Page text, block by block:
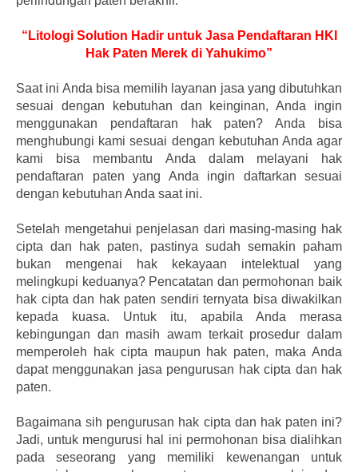
“Litologi Solution Hadir untuk Jasa Pendaftaran HKI
Hak Paten Merek di Yahukimo”
Saat ini Anda bisa memilih layanan jasa yang dibutuhkan
sesuai dengan kebutuhan dan keinginan, Anda ingin
menggunakan pendaftaran hak paten? Anda bisa
menghubungi kami sesuai dengan kebutuhan Anda agar
kami bisa membantu Anda dalam melayani hak
pendaftaran paten yang Anda ingin daftarkan sesuai
dengan kebutuhan Anda saat ini.
Setelah mengetahui penjelasan dari masing-masing hak
cipta dan hak paten, pastinya sudah semakin paham
bukan mengenai hak kekayaan intelektual yang
melingkupi keduanya? Pencatatan dan permohonan baik
hak cipta dan hak paten sendiri ternyata bisa diwakilkan
kepada kuasa. Untuk itu, apabila Anda merasa
kebingungan dan masih awam terkait prosedur dalam
memperoleh hak cipta maupun hak paten, maka Anda
dapat menggunakan jasa pengurusan hak cipta dan hak
paten.
Bagaimana sih pengurusan hak cipta dan hak paten ini?
Jadi, untuk mengurusi hal ini permohonan bisa dialihkan
pada seseorang yang memiliki kewenangan untuk